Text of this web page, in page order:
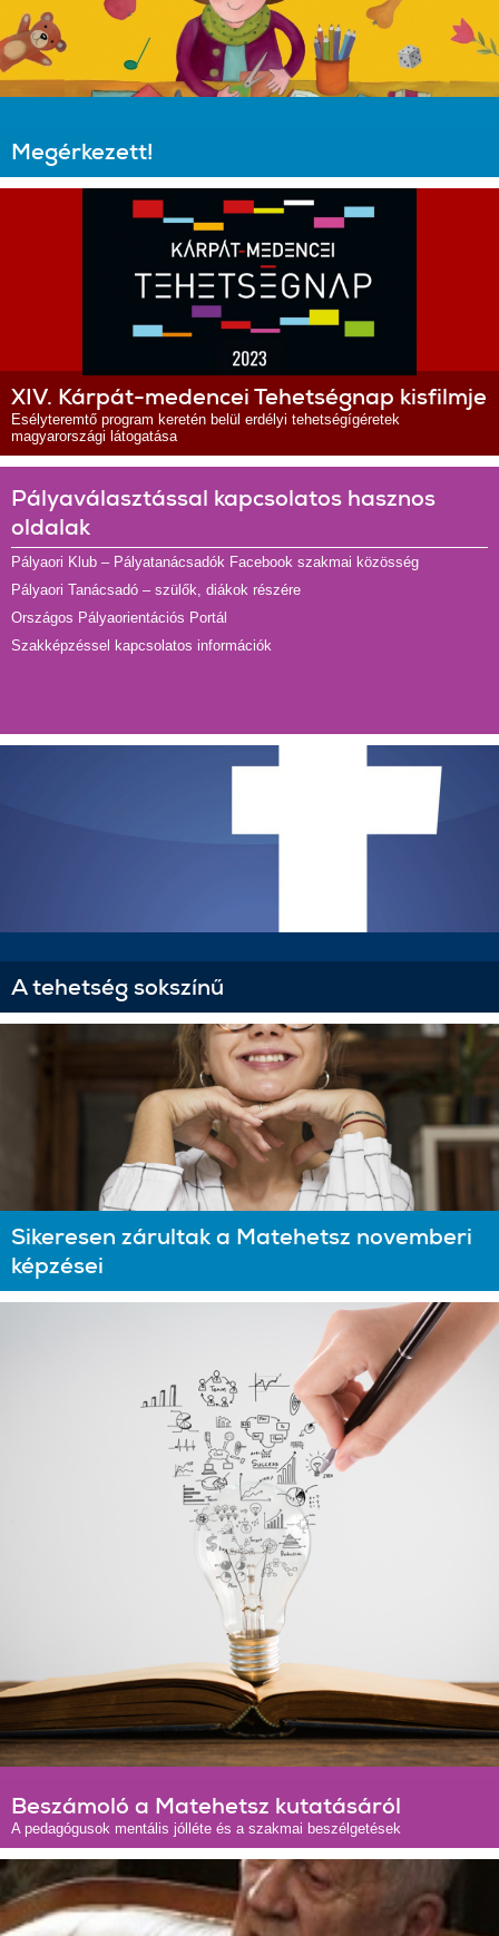
Megérkezett!
XIV. Kárpát-medencei Tehetségnap kisfilmje
Esélyteremtő program keretén belül erdélyi tehetségígéretek
magyarországi látogatása
Pályaválasztással kapcsolatos hasznos
oldalak
Pályaori Klub – Pályatanácsadók Facebook szakmai közösség
Pályaori Tanácsadó – szülők, diákok részére
Országos Pályaorientációs Portál
Szakképzéssel kapcsolatos információk
A tehetség sokszínű
Sikeresen zárultak a Matehetsz novemberi
képzései
Beszámoló a Matehetsz kutatásáról
A pedagógusok mentális jólléte és a szakmai beszélgetések